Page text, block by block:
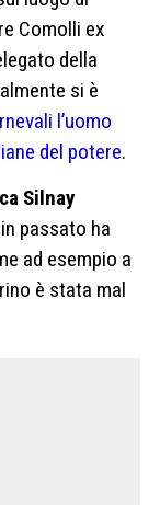
Comolli ex
della
si è
l’uomo
del potere.
Silnay
passato ha
ad esempio a
è stata mal